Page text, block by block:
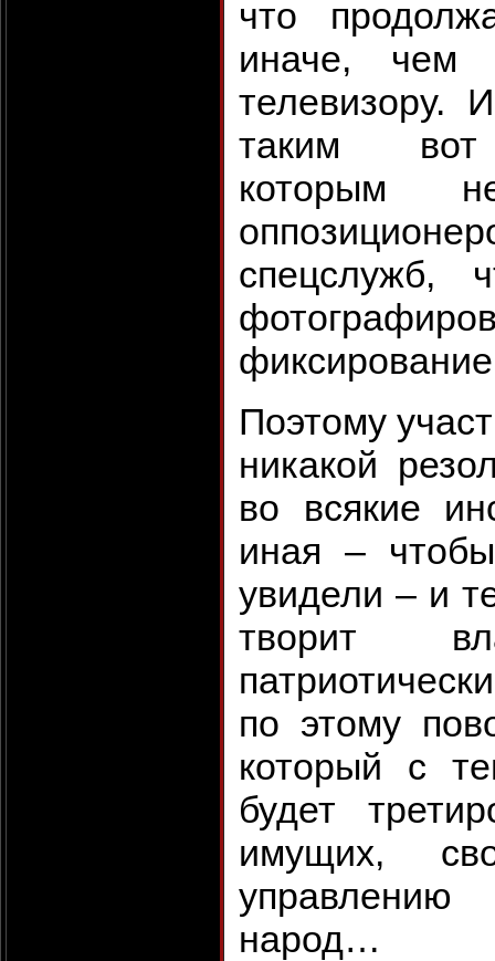
что
иначе, чем
телевизору.
таким вот
которым
спецслужб,
Поэтому
никакой
во всякие
иная –
увидели – и
творит
по этому
который с
будет
имущих,
народ…